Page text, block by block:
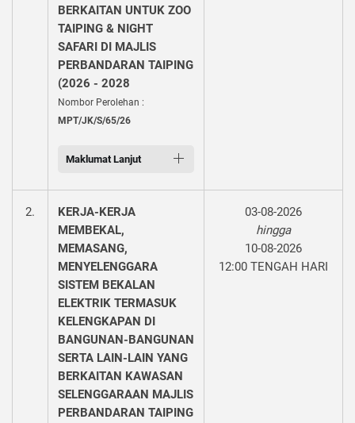
BERKAITAN UNTUK ZOO
TAIPING & NIGHT
SAFARI DI MAJLIS
PERBANDARAN TAIPING
(2026 - 2028
Nombor Perolehan :
MPT/JK/S/65/26
Maklumat Lanjut
2.
KERJA-KERJA
MEMBEKAL,
MEMASANG,
MENYELENGGARA
SISTEM BEKALAN
ELEKTRIK TERMASUK
KELENGKAPAN DI
BANGUNAN-BANGUNAN
SERTA LAIN-LAIN YANG
BERKAITAN KAWASAN
SELENGGARAAN MAJLIS
PERBANDARAN TAIPING
03-08-2026
hingga
10-08-2026
12:00 TENGAH HARI